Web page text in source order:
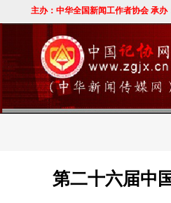
第二十六届中